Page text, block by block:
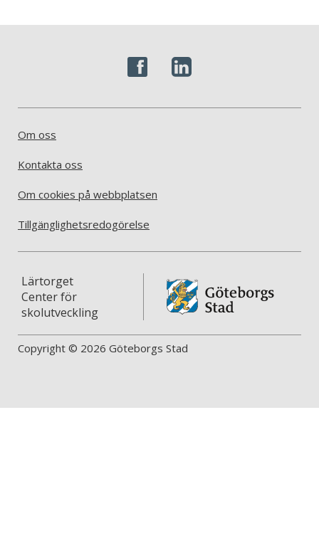
Om oss
Kontakta oss
Om cookies på webbplatsen
Tillgänglighetsredogörelse
Lärtorget
Center för
skolutveckling
Copyright © 2026 Göteborgs Stad